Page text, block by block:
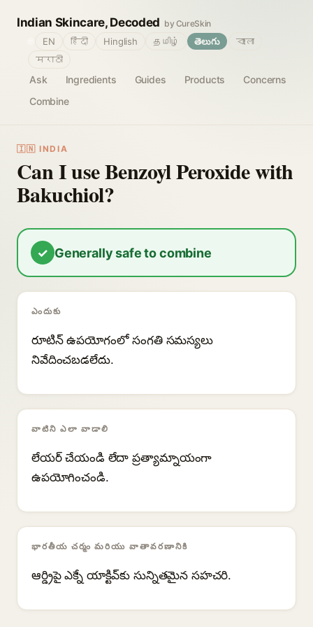
Indian Skincare, Decoded by CureSkin
Ask Ingredients Guides Products
Concerns
Combine
EN हिंदी Hinglish தமிழ் తెలుగు
বাংলা
मराठी
🇮🇳 INDIA
Can I use Benzoyl Peroxide with
Bakuchiol?
✓ Generally safe to combine
ఎందుకు
రూటిన్ ఉపయోగంలో సంగతి సమస్యలు
నివేదించబడలేదు.
వాటిని ఎలా వాడాలి
లేయర్ చేయండి లేదా ప్రత్యామ్నాయంగా
ఉపయోగించండి.
భారతీయ చర్మం మరియు వాతావరణానికి
ఆర్డ్రిపై ఎక్నే యాక్టివ్‌కు సున్నితమైన సహచరి.